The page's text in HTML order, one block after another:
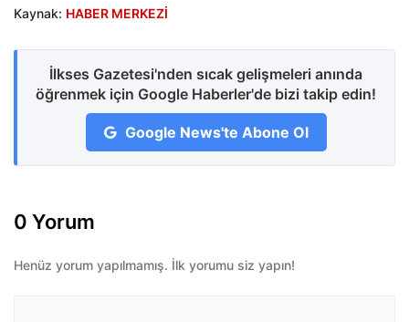
Kaynak: HABER MERKEZİ
İlkses Gazetesi'nden sıcak gelişmeleri anında
öğrenmek için Google Haberler'de bizi takip edin!
Google News'te Abone Ol
0 Yorum
Henüz yorum yapılmamış. İlk yorumu siz yapın!